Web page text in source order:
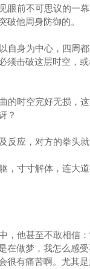
眼前不可思议的一幕
破他周身防御的。
自身为中心，四周
须击破这层时空，
的时空完好无损，
？
应，对方的拳头就
，寸寸解体，连大道
，他甚至不敢相信：
在做梦，我怎么感
很有痛苦啊。尤其